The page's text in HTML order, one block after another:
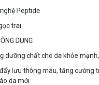
Peptide
trai
DỤNG
dưỡng chất cho da khỏe
lưu thông máu, tăng cường
da mới.